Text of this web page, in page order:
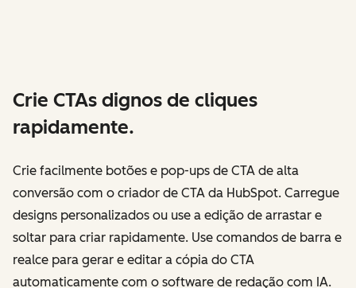
Crie CTAs dignos de cliques
rapidamente.
Crie facilmente botões e pop-ups de CTA de alta
conversão com o criador de CTA da HubSpot. Carregue
designs personalizados ou use a edição de arrastar e
soltar para criar rapidamente. Use comandos de barra e
realce para gerar e editar a cópia do CTA
automaticamente com o software de redação com IA.